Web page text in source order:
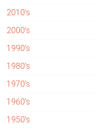
2010’s
2000’s
1990’s
1980’s
1970’s
1960’s
1950’s